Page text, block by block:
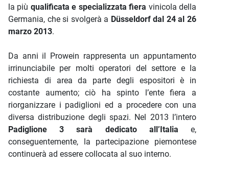
la più qualificata e specializzata fiera vinicola della
Germania, che si svolgerà a Düsseldorf dal 24 al 26
marzo 2013.
Da anni il Prowein rappresenta un appuntamento
irrinunciabile per molti operatori del settore e la
richiesta di area da parte degli espositori è in
costante aumento; ciò ha spinto l’ente fiera a
riorganizzare i padiglioni ed a procedere con una
diversa distribuzione degli spazi. Nel 2013 l’intero
Padiglione 3 sarà dedicato all’Italia e,
conseguentemente, la partecipazione piemontese
continuerà ad essere collocata al suo interno.